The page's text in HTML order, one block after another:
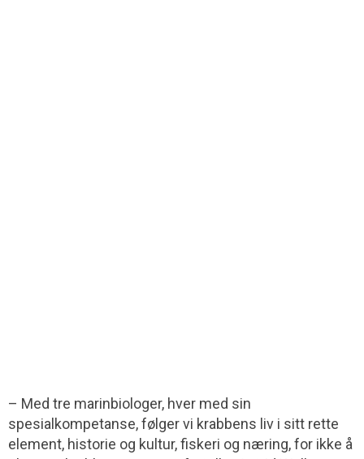
– Med tre marinbiologer, hver med sin
spesialkompetanse, følger vi krabbens liv i sitt rette
element, historie og kultur, fiskeri og næring, for ikke å